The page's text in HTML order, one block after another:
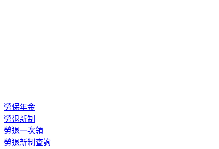
勞退新制
勞退一次領
勞退新制查詢
勞退試算